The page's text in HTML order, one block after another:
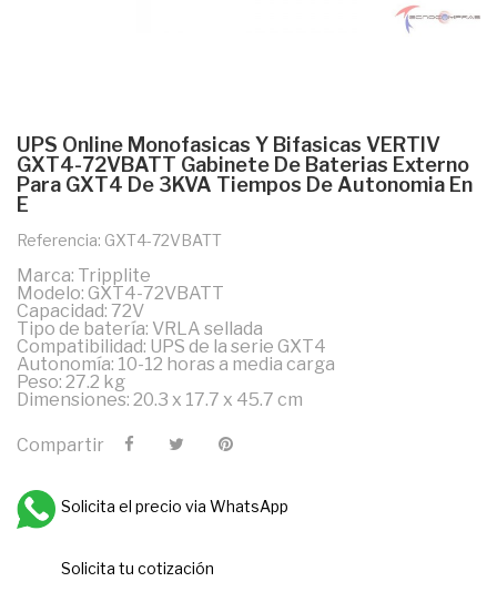
UPS Online Monofasicas Y Bifasicas VERTIV
GXT4-72VBATT Gabinete De Baterias Externo
Para GXT4 De 3KVA Tiempos De Autonomia En
E
Referencia: GXT4-72VBATT
Marca: Tripplite
Modelo: GXT4-72VBATT
Capacidad: 72V
Tipo de batería: VRLA sellada
Compatibilidad: UPS de la serie GXT4
Autonomía: 10-12 horas a media carga
Peso: 27.2 kg
Dimensiones: 20.3 x 17.7 x 45.7 cm
Compartir
Solicita el precio via WhatsApp
Solicita tu cotización